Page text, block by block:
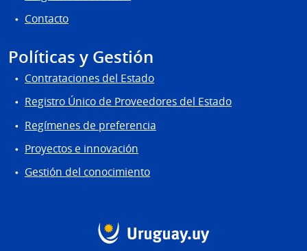
Contacto
Políticas y Gestión
Contrataciones del Estado
Registro Único de Proveedores del Estado
Regímenes de preferencia
Proyectos e innovación
Gestión del conocimiento